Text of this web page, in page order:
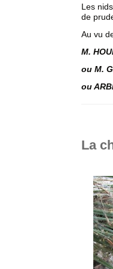
Les
de
Au vu
M.
ou M.
ou
La